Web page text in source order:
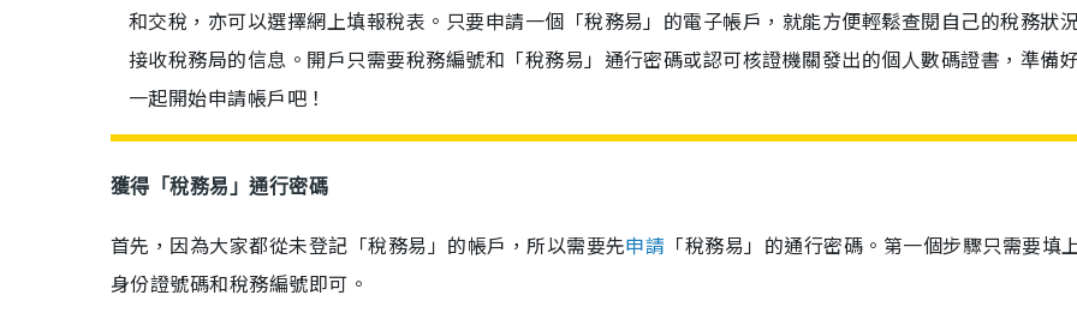
和交稅，亦可以選擇網上填報稅表。只要申請一個「稅務易」的電子帳戶，就能方便輕鬆查閱自己的稅務狀
接收稅務局的信息。開戶只需要稅務編號和「稅務易」通行密碼或認可核證機關發出的個人數碼證書，準備
一起開始申請帳戶吧！
獲得「稅務易」通行密碼
首先，因為大家都從未登記「稅務易」的帳戶，所以需要先申請 「稅務易」的通行密碼。第一個步驟只需要填
身份證號碼和稅務編號即可。